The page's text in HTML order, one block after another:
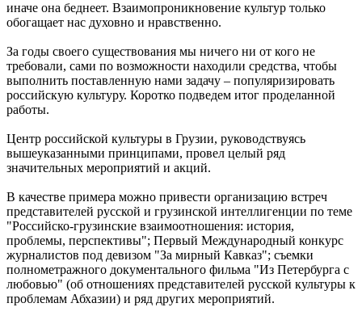
иначе она беднеет. Взаимопроникновение культур только
обогащает нас духовно и нравственно.
За годы своего существования мы ничего ни от кого не
требовали, сами по возможности находили средства, чтобы
выполнить поставленную нами задачу – популяризировать
российскую культуру. Коротко подведем итог проделанной
работы.
Центр российской культуры в Грузии, руководствуясь
вышеуказанными принципами, провел целый ряд
значительных мероприятий и акций.
В качестве примера можно привести организацию встреч
представителей русской и грузинской интеллигенции по теме
"Российско-грузинские взаимоотношения: история,
проблемы, перспективы"; Первый Международный конкурс
журналистов под девизом "За мирный Кавказ"; съемки
полнометражного документального фильма "Из Петербурга с
любовью" (об отношениях представителей русской культуры к
проблемам Абхазии) и ряд других мероприятий.